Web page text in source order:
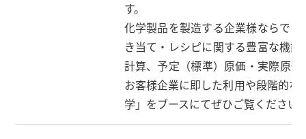
す。
化学製品を製造する企業様ならで
き当て・レシピに関する豊富な機
計算、予定（標準）原価・実際原
お客様企業に即した利用や段階的
学」をブースにてぜひご覧ください